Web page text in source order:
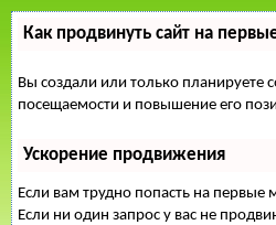
Как продвинуть сайт на
Вы создали или только планируете
посещаемости и повышение его
Ускорение продвижения
Если вам трудно попасть на первые
Если ни один запрос у вас не